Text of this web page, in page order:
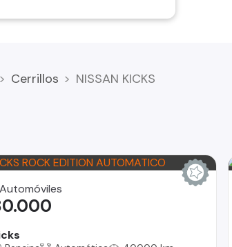
Cerrillos NISSAN KICKS